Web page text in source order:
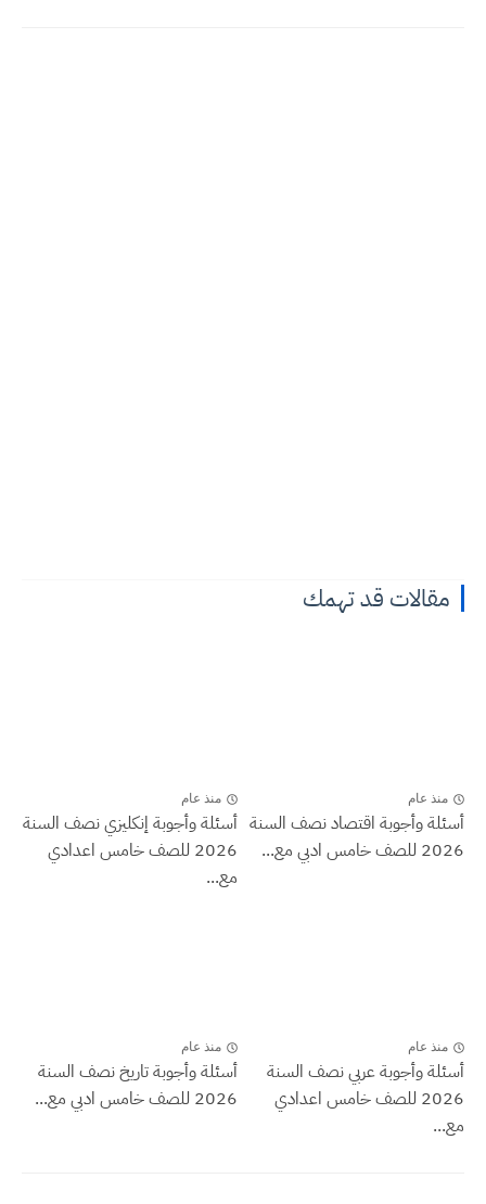
مقالات قد تهمك
منذ عام
أسئلة وأجوبة اقتصاد نصف السنة
2026 للصف خامس ادبي مع...
منذ عام
أسئلة وأجوبة إنكليزي نصف السنة
2026 للصف خامس اعدادي
مع...
منذ عام
أسئلة وأجوبة عربي نصف السنة
2026 للصف خامس اعدادي
مع...
منذ عام
أسئلة وأجوبة تاريخ نصف السنة
2026 للصف خامس ادبي مع...